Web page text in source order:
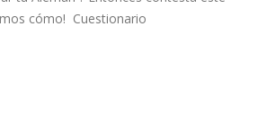
cómo! Cuestionario